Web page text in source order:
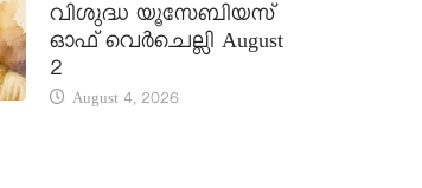
വിശുദ്ധ യൂസേബിയസ്
ഓഫ് വെർചെല്ലി August
2
August 4, 2026